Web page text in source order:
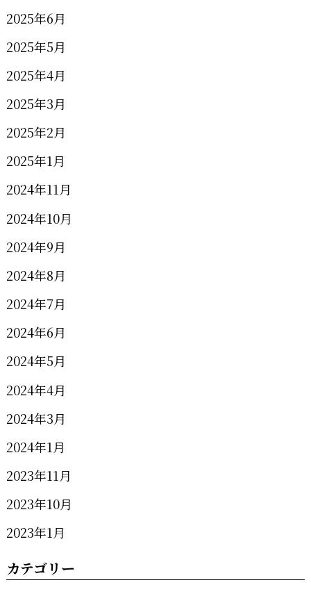
2025年6月
2025年5月
2025年4月
2025年3月
2025年2月
2025年1月
2024年11月
2024年10月
2024年9月
2024年8月
2024年7月
2024年6月
2024年5月
2024年4月
2024年3月
2024年1月
2023年11月
2023年10月
2023年1月
カテゴリー